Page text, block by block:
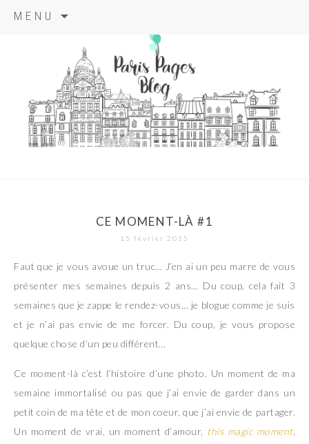
MENU
principal
paris pages
blog
CE MOMENT-LÀ #1
15 février 2015
Faut que je vous avoue un truc… J’en ai un peu marre de vous
présenter mes semaines depuis 2 ans… Du coup, cela fait 3
semaines que je zappe le rendez-vous… je blogue comme je suis
et je n’ai pas envie de me forcer. Du coup, je vous propose
quelque chose d’un peu différent…
Ce moment-là c’est l’histoire d’une photo. Un moment de ma
semaine immortalisé ou pas que j’ai envie de garder dans un
petit coin de ma tête et de mon coeur, que j’ai envie de partager.
Un moment de vrai, un moment d’amour,
this magic moment,